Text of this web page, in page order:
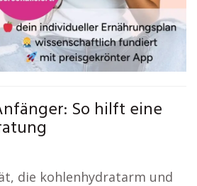
So hilft eine
die kohlenhydratarm und